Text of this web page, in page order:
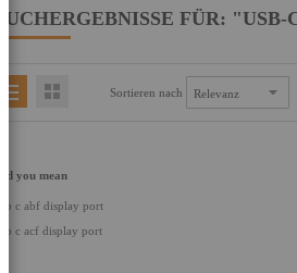
SUCHERGEBNISSE FÜR:
Sortieren nach
Did you mean
usb c abf display port
usb c acf display port